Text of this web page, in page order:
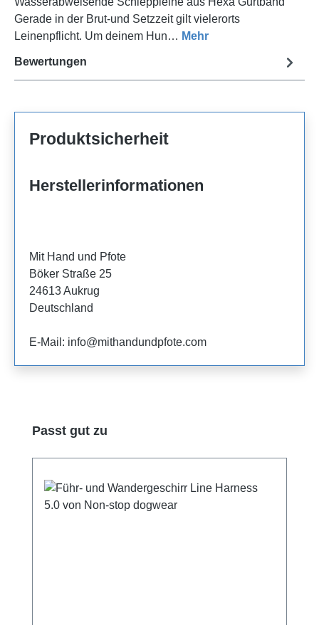
Gerade in der Brut-und Setzzeit gilt vielerorts
Leinenpflicht. Um deinem Hun… Mehr
Bewertungen
Produktsicherheit
Herstellerinformationen
Mit Hand und Pfote
Böker Straße 25
24613 Aukrug
Deutschland
E-Mail: info@mithandundpfote.com
Produktgalerie überspringen
Passt gut zu